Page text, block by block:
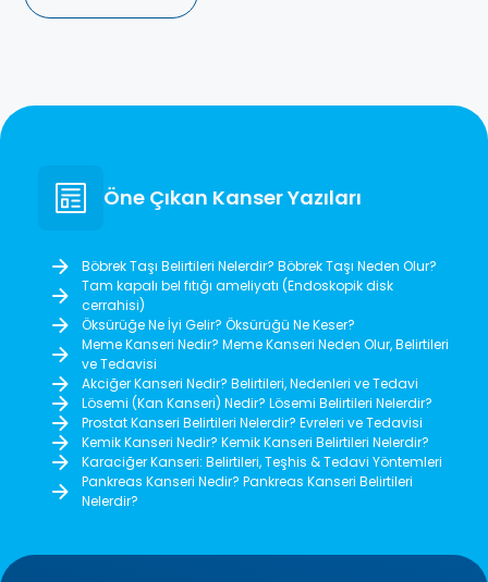
Öne Çıkan Kanser Yazıları
Böbrek Taşı Belirtileri Nelerdir? Böbrek Taşı Neden Olur?
Tam kapalı bel fıtığı ameliyatı (Endoskopik disk
cerrahisi)
Öksürüğe Ne İyi Gelir? Öksürüğü Ne Keser?
Meme Kanseri Nedir? Meme Kanseri Neden Olur, Belirtileri
ve Tedavisi
Akciğer Kanseri Nedir? Belirtileri, Nedenleri ve Tedavi
Lösemi (Kan Kanseri) Nedir? Lösemi Belirtileri Nelerdir?
Prostat Kanseri Belirtileri Nelerdir? Evreleri ve Tedavisi
Kemik Kanseri Nedir? Kemik Kanseri Belirtileri Nelerdir?
Karaciğer Kanseri: Belirtileri, Teşhis & Tedavi Yöntemleri
Pankreas Kanseri Nedir? Pankreas Kanseri Belirtileri
Nelerdir?